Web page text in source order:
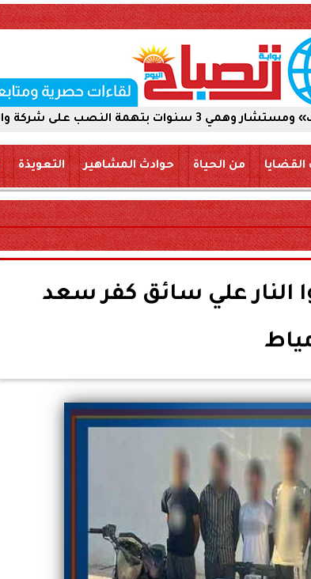
ملايين جنيه
القضايا من الحياة حوادث المشاهير التعويذة
النار علي سائق كفر سعد